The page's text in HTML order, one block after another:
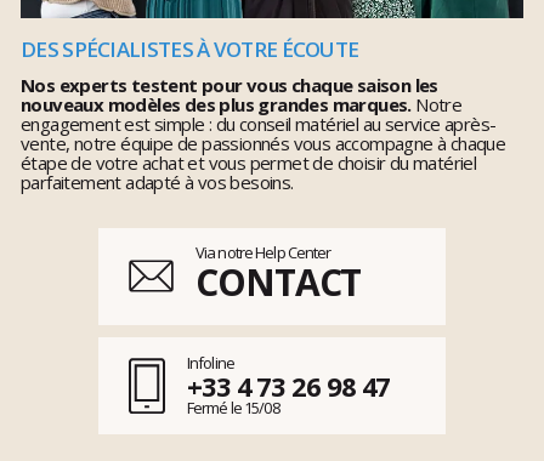
DES SPÉCIALISTES À VOTRE ÉCOUTE
Nos experts testent pour vous chaque saison les
nouveaux modèles des plus grandes marques.Notre
engagement est simple : du conseil matériel au service après-
vente, notre équipe de passionnés vous accompagne à chaque
étape de votre achat et vous permet de choisir du matériel
parfaitement adapté à vos besoins.
Via notre Help Center
CONTACT
Infoline
+33 4 73 26 98 47
Fermé le 15/08